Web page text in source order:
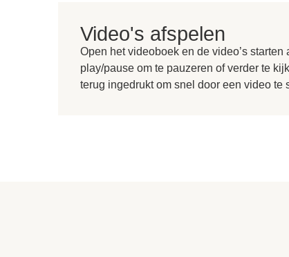
Video's afspelen
Open het videoboek en de video’s starten
play/pause om te pauzeren of verder te
terug ingedrukt om snel door een video te